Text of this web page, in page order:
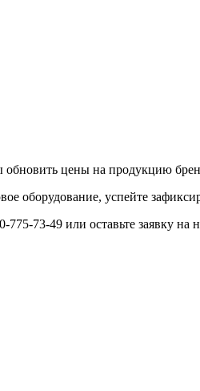
цены на продукцию
оборудование, успейте
73-49 или оставьте заявку на